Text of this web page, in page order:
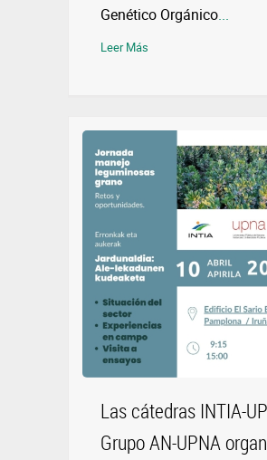
Genético Orgánico...
Leer Más
Las cátedras INTIA-
Grupo AN-UPNA